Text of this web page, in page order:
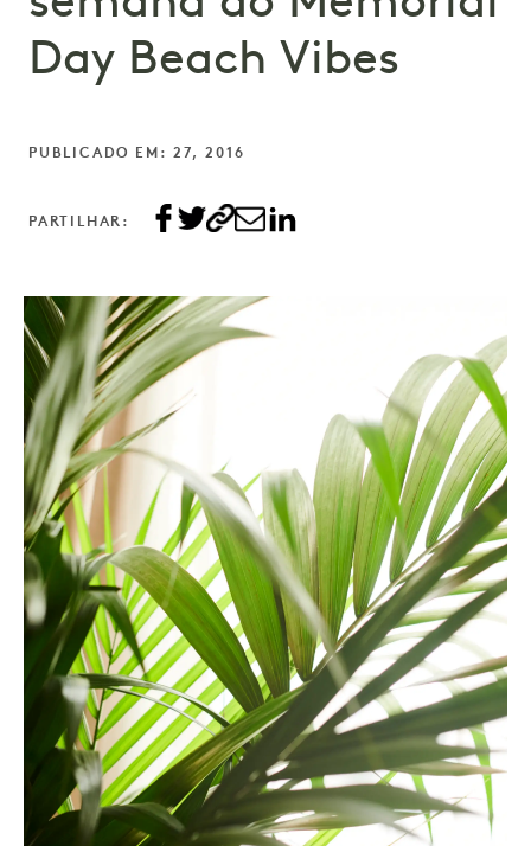
Day Beach Vibes
PUBLICADO EM: 27, 2016
PARTILHAR: